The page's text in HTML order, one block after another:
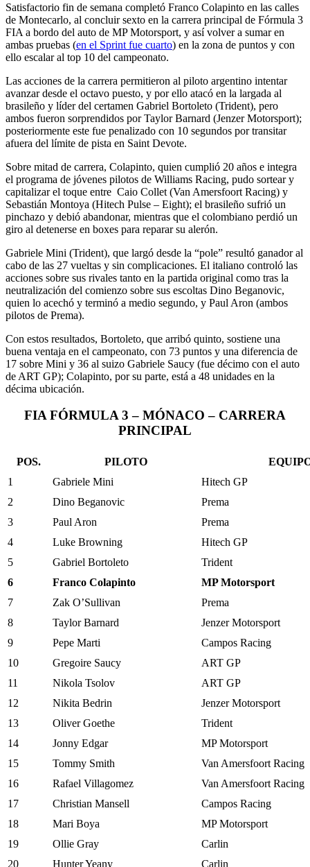
Satisfactorio fin de semana completó Franco Colapinto en las calles
de Montecarlo, al concluir sexto en la carrera principal de Fórmula 3
FIA a bordo del auto de MP Motorsport, y así volver a sumar en
ambas pruebas (en el Sprint fue cuarto) en la zona de puntos y con
ello escalar al top 10 del campeonato.
Las acciones de la carrera permitieron al piloto argentino intentar
avanzar desde el octavo puesto, y por ello atacó en la largada al
brasileño y líder del certamen Gabriel Bortoleto (Trident), pero
ambos fueron sorprendidos por Taylor Barnard (Jenzer Motorsport);
posteriormente este fue penalizado con 10 segundos por transitar
afuera del límite de pista en Saint Devote.
Sobre mitad de carrera, Colapinto, quien cumplió 20 años e integra
el programa de jóvenes pilotos de Williams Racing, pudo sortear y
capitalizar el toque entre Caio Collet (Van Amersfoort Racing) y
Sebastián Montoya (Hitech Pulse – Eight); el brasileño sufrió un
pinchazo y debió abandonar, mientras que el colombiano perdió un
giro al detenerse en boxes para reparar su alerón.
Gabriele Mini (Trident), que largó desde la “pole” resultó ganador al
cabo de las 27 vueltas y sin complicaciones. El italiano controló las
acciones sobre sus rivales tanto en la partida original como tras la
neutralización del comienzo sobre sus escoltas Dino Beganovic,
quien lo acechó y terminó a medio segundo, y Paul Aron (ambos
pilotos de Prema).
Con estos resultados, Bortoleto, que arribó quinto, sostiene una
buena ventaja en el campeonato, con 73 puntos y una diferencia de
17 sobre Mini y 36 al suizo Gabriele Saucy (fue décimo con el auto
de ART GP); Colapinto, por su parte, está a 48 unidades en la
décima ubicación.
FIA FÓRMULA 3 – MÓNACO – CARRERA
PRINCIPAL
POS. PILOTO
1
Gabriele Mini
Hitech GP
2
Dino Beganovic
Prema
3
Paul Aron
Prema
4
Luke Browning
Hitech GP
5
Gabriel Bortoleto
Trident
6
Franco Colapinto
MP Motorsport
7
Zak O’Sullivan
Prema
8
Taylor Barnard
Jenzer Motorsport
9
Pepe Marti
Campos Racing
10
Gregoire Saucy
ART GP
11
Nikola Tsolov
ART GP
12
Nikita Bedrin
Jenzer Motorsport
13
Oliver Goethe
Trident
14
Jonny Edgar
MP Motorsport
15
Tommy Smith
Van Amersfoort Racing
16
Rafael Villagomez
Van Amersfoort Racing
17
Christian Mansell
Campos Racing
18
Mari Boya
MP Motorsport
19
Ollie Gray
Carlin
20
Hunter Yeany Carlin